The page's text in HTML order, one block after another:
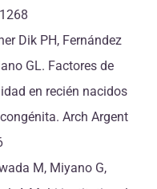
Dik PH, Fernández
GL. Factores de
en recién nacidos
Arch Argent
M, Miyano G,